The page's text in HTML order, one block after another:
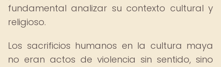
fundamental analizar su contexto cultural y
religioso.
Los sacrificios humanos en la cultura maya
no eran actos de violencia sin sentido, sino